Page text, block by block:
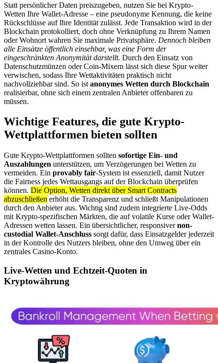
Statt persönlicher Daten preiszugeben, nutzen Sie bei Krypto-
Wetten Ihre Wallet-Adresse – eine pseudonyme Kennung, die keine
Rückschlüsse auf Ihre Identität zulässt. Jede Transaktion wird in der
Blockchain protokolliert, doch ohne Verknüpfung zu Ihrem Namen
oder Wohnort wahren Sie maximale Privatsphäre. Dennoch bleiben
alle Einsätze öffentlich einsehbar, was eine Form der
eingeschränkten Anonymität darstellt. Durch den Einsatz von
Datenschutzmünzen oder Coin-Mixern lässt sich diese Spur weiter
verwischen, sodass Ihre Wettaktivitäten praktisch nicht
nachvollziehbar sind. So ist anonymes Wetten durch Blockchain
realisierbar, ohne sich einem zentralen Anbieter offenbaren zu
müssen.
Wichtige Features, die gute Krypto-
Wettplattformen bieten sollten
Gute Krypto-Wettplattformen sollten sofortige Ein- und
Auszahlungen unterstützen, um Verzögerungen bei Wetten zu
vermeiden. Ein provably fair-System ist essenziell, damit Nutzer
die Fairness jedes Wettausgangs auf der Blockchain überprüfen
können. Die Option, Wetten direkt über Smart Contracts
abzuschließen erhöht die Transparenz und schließt Manipulationen
durch den Anbieter aus. Wichtig sind zudem integrierte Live-Odds
mit Krypto-spezifischen Märkten, die auf volatile Kurse oder Wallet-
Adressen wetten lassen. Ein übersichtlicher, responsivernon-
custodial Wallet-Anschluss sorgt dafür, dass Einsatzgelder jederzeit
in der Kontrolle des Nutzers bleiben, ohne den Umweg über ein
zentrales Casino-Konto.
Live-Wetten und Echtzeit-Quoten in
Kryptowährung